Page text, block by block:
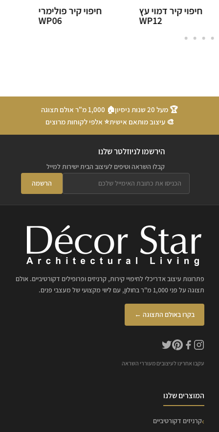
חיפוי קיר פולימרי
WP06
חיפוי קיר דמוי עץ
WP54
🏆 מעל 20 שנות ניסיון
🏠 1,000 מ"ר אולם תצוגה
🎨 עיצוב מותאם אישית⭐ אלפי לקוחות מרוצים
הירשמו לניוזלטר שלנו
קבלו השראה וטיפים לעיצוב הבית ישירות למייל
הרשמה
פתרונות עיצוב אדריכלי לחיפויי קירות, קרניזים ופרופילים דקורטיביים. אולם
תצוגה על פני 1,000 מ"ר בחולון, עם ליווי מקצועי של מעצבי פנים.
בקרו באולם התצוגה ←
עקבו אחרינו לעיצובים מעוררי השראה
המוצרים שלנו
קרניזים דקורטיביים